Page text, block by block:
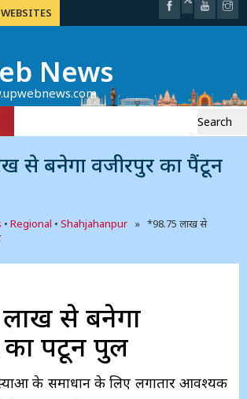
News
से बनेगा वजीरपुर का पैंटून
• Regional • Shahjahanpur » *98.75 लाख से
से बनेगा
का पैंटून पुल
के समाधान के लिए लगातार आवश्यक